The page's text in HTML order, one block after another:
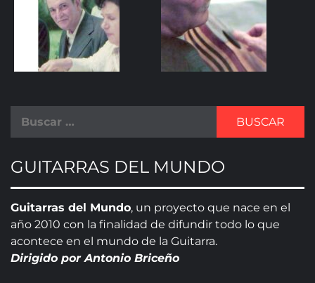
GUITARRAS DEL MUNDO
Guitarras del Mundo, un proyecto que nace en el
año 2010 con la finalidad de difundir todo lo que
acontece en el mundo de la Guitarra.
Dirigido por Antonio Briceño